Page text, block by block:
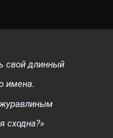
свой длинный
имена.
сходна?»